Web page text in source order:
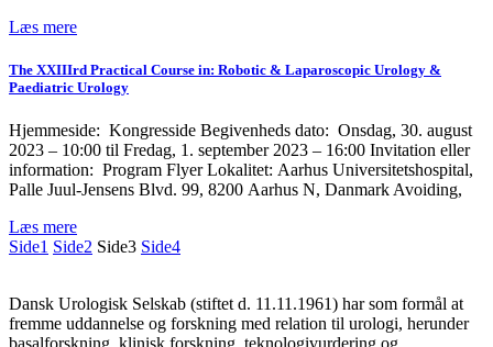
Læs mere
The XXIIIrd Practical Course in: Robotic & Laparoscopic Urology &
Paediatric Urology
Hjemmeside: Kongresside Begivenheds dato: Onsdag, 30. august
2023 – 10:00 til Fredag, 1. september 2023 – 16:00 Invitation eller
information: Program Flyer Lokalitet: Aarhus Universitetshospital,
Palle Juul-Jensens Blvd. 99, 8200 Aarhus N, Danmark Avoiding,
Læs mere
Side1 Side2 Side3 Side4
Dansk Urologisk Selskab (stiftet d. 11.11.1961) har som formål at
fremme uddannelse og forskning med relation til urologi, herunder